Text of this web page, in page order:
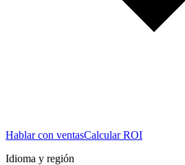
Hablar con ventasCalcular ROI
Idioma y región